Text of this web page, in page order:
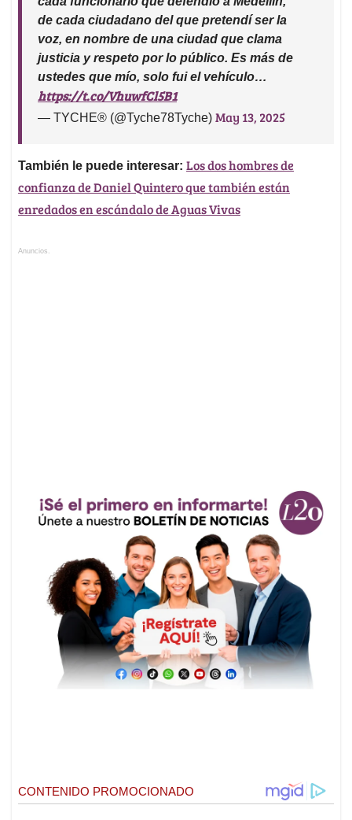
de cada ciudadano del que pretendí ser la
voz, en nombre de una ciudad que clama
justicia y respeto por lo público. Es más de
ustedes que mío, solo fui el vehículo…
https://t.co/VhuwfCl5B1
— TYCHE® (@Tyche78Tyche) May 13, 2025
También le puede interesar: Los dos hombres de
confianza de Daniel Quintero que también están
enredados en escándalo de Aguas Vivas
Anuncios.